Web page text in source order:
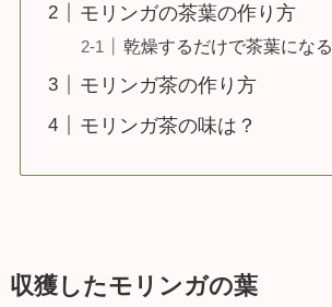
モリンガの茶葉の作り方
乾燥するだけで茶葉になる
モリンガ茶の作り方
モリンガ茶の味は？
収獲したモリンガの葉